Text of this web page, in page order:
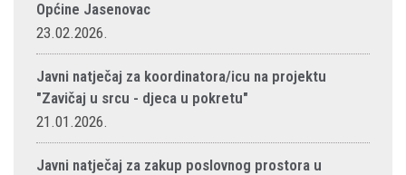
Općine Jasenovac
23.02.2026.
Javni natječaj za koordinatora/icu na projektu
"Zavičaj u srcu - djeca u pokretu"
21.01.2026.
Javni natječaj za zakup poslovnog prostora u